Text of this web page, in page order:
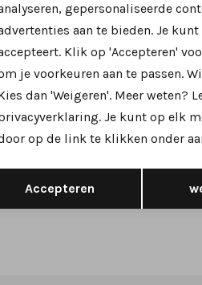
napoli
2035 accessoires bruin
Terug
gepersonaliseerde
aan te bieden. Je
Klik op 'Accepteren'
je voorkeuren aan te passen.
dan 'Weigeren'. Meer weten?
Je kunt op elk
op de link te klikken onder
Accepteren